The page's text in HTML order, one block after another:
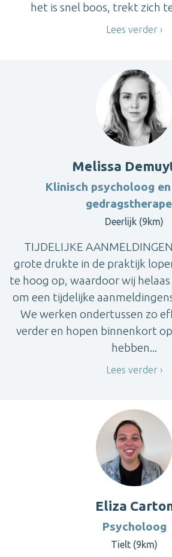
het is snel boos, trekt zich
Lees verder
Melissa
Klinisch psycholoog
Deerlijk (9km)
TIJDELIJKE
grote drukte in de praktijk
te hoog op, waardoor wij
om een tijdelijke
We werken ondertussen zo
verder en hopen binnenkort
hebben...
Lees verder
Eliza
Psycholoog
Tielt (9km)